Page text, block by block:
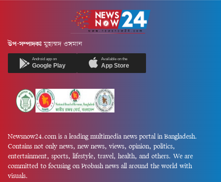
উপ-সম্পাদকঃ মুহাম্মদ ওসমান
Android app on
Google Play
Available on the
App Store
Newsnow24.com is a leading multimedia news portal in Bangladesh.
Contains not only news, new news, views, opinion, politics,
entertainment, sports, lifestyle, travel, health, and others. We are
committed to focusing on Probash news all around the world with
visuals.